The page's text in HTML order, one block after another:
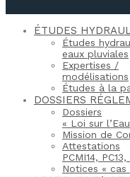
ÉTUDES
Études
eaux pluviales
Expertises /
modélisations
Études à la
DOSSIERS
Dossiers
« Loi sur
Mission de
Attestations
PCMI14, PC13,
Notices « cas